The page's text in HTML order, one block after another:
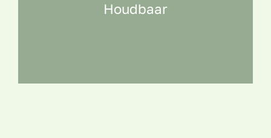
Houdbaar